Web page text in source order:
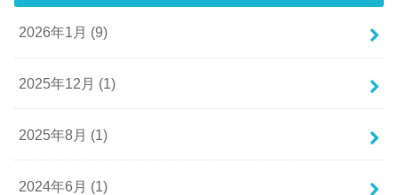
2026年1月 (9)
2025年12月 (1)
2025年8月 (1)
2024年6月 (1)